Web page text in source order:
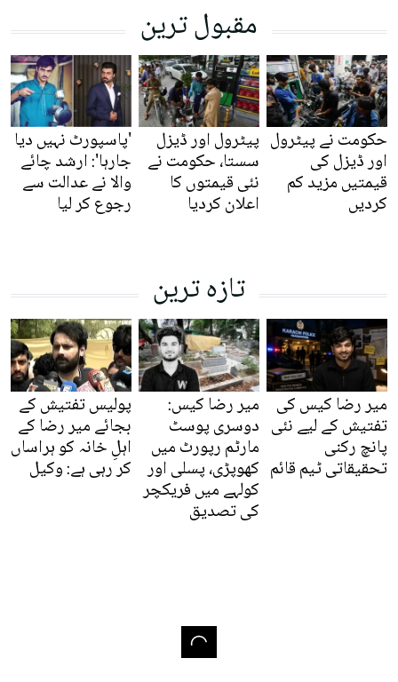
مقبول ترین
حکومت نے پیٹرول
اور ڈیزل کی
قیمتیں مزید کم
کردیں
پیٹرول اور ڈیزل
سستا، حکومت نے
نئی قیمتوں کا
اعلان کردیا
'پاسپورٹ نہیں دیا
جارہا': ارشد چائے
والا نے عدالت سے
رجوع کر لیا
تازہ ترین
میر رضا کیس کی
تفتیش کے لیے نئی
پانچ رکنی
تحقیقاتی ٹیم قائم
میر رضا کیس:
دوسری پوسٹ
مارٹم رپورٹ میں
کھوپڑی، پسلی اور
کولہے میں فریکچر
کی تصدیق
پولیس تفتیش کے
بجائے میر رضا کے
اہلِ خانہ کو ہراساں
کر رہی ہے: وکیل